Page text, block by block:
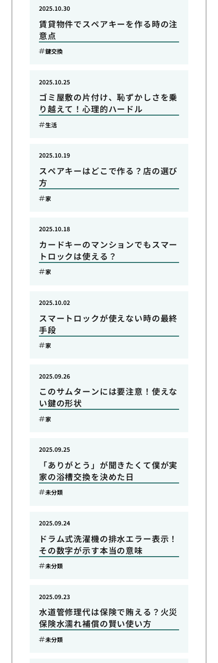
賃貸物件でスペアキーを作る時の注
意点
2025.10.30
鍵交換
ゴミ屋敷の片付け、恥ずかしさを乗
り越えて！心理的ハードル
2025.10.25
生活
スペアキーはどこで作る？店の選び
方
2025.10.19
家
カードキーのマンションでもスマー
トロックは使える？
2025.10.18
家
スマートロックが使えない時の最終
手段
2025.10.02
家
このサムターンには要注意！使えな
い鍵の形状
2025.09.26
家
「ありがとう」が聞きたくて僕が実
家の浴槽交換を決めた日
2025.09.25
未分類
ドラム式洗濯機の排水エラー表示！
その数字が示す本当の意味
2025.09.24
未分類
水道管修理代は保険で賄える？火災
保険水濡れ補償の賢い使い方
2025.09.23
未分類